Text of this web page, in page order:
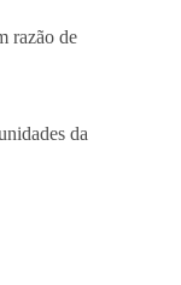
razão de
da